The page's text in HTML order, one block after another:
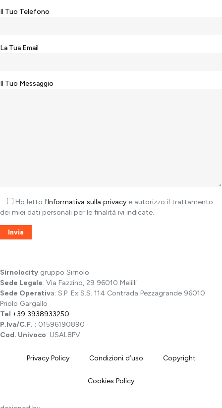
Il Tuo Telefono
La Tua Email
Il Tuo Messaggio
Ho letto l'Informativa sulla privacye autorizzo il trattamento
dei miei dati personali per le finalità ivi indicate.
Sirnolocity gruppo Sirnolo
Sede Legale: Via Fazzino, 29 96010 Melilli
Sede Operativa: S.P. Ex S.S. 114 Contrada Pezzagrande 96010
Priolo Gargallo
Tel:+39 3938933250
P.Iva/C.F. : 01596190890
Cod. Univoco: USAL8PV
Privacy Policy Condizioni d’uso Copyright
Cookies Policy